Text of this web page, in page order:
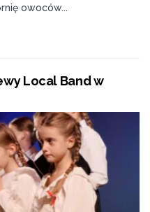
owoców...
Local Band w